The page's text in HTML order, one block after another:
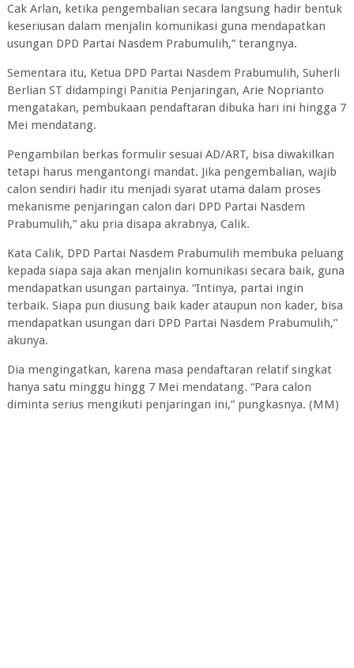
Cak Arlan, ketika pengembalian secara langsung hadir bentuk
keseriusan dalam menjalin komunikasi guna mendapatkan
usungan DPD Partai Nasdem Prabumulih,” terangnya.
Sementara itu, Ketua DPD Partai Nasdem Prabumulih, Suherli
Berlian ST didampingi Panitia Penjaringan, Arie Noprianto
mengatakan, pembukaan pendaftaran dibuka hari ini hingga 7
Mei mendatang.
Pengambilan berkas formulir sesuai AD/ART, bisa diwakilkan
tetapi harus mengantongi mandat. Jika pengembalian, wajib
calon sendiri hadir itu menjadi syarat utama dalam proses
mekanisme penjaringan calon dari DPD Partai Nasdem
Prabumulih,” aku pria disapa akrabnya, Calik.
Kata Calik, DPD Partai Nasdem Prabumulih membuka peluang
kepada siapa saja akan menjalin komunikasi secara baik, guna
mendapatkan usungan partainya. “Intinya, partai ingin
terbaik. Siapa pun diusung baik kader ataupun non kader, bisa
mendapatkan usungan dari DPD Partai Nasdem Prabumulih,”
akunya.
Dia mengingatkan, karena masa pendaftaran relatif singkat
hanya satu minggu hingg 7 Mei mendatang. “Para calon
diminta serius mengikuti penjaringan ini,” pungkasnya. (MM)